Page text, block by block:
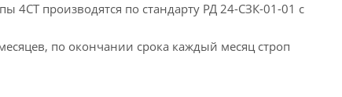
4СТ производятся по стандарту РД 24-СЗК-01-01 с
по окончании срока каждый месяц строп